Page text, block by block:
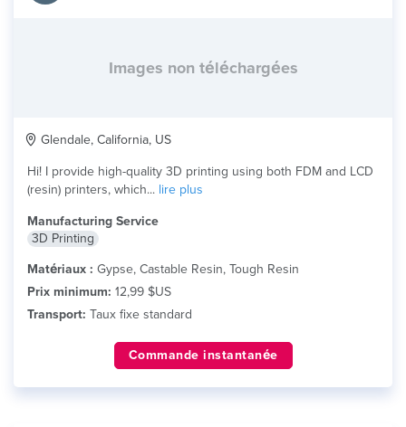
Images non téléchargées
Glendale, California, US
Hi! I provide high-quality 3D printing using both FDM and LCD
(resin) printers, which... lire plus
Manufacturing Service
3D Printing
Matériaux : Gypse, Castable Resin, Tough Resin
Prix minimum: 12,99 $US
Transport: Taux fixe standard
Commande instantanée